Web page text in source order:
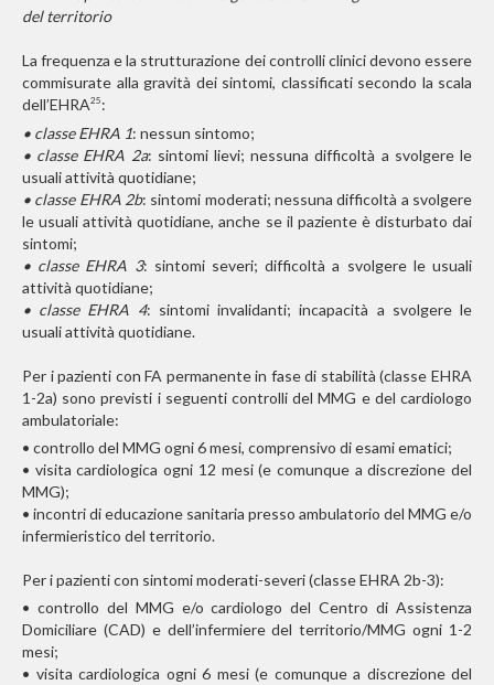
del territorio
La frequenza e la strutturazione dei controlli clinici devono essere
commisurate alla gravità dei sintomi, classificati secondo la scala
dell’EHRA25 :
• classe EHRA 1: nessun sintomo;
• classe EHRA 2a: sintomi lievi; nessuna difficoltà a svolgere le
usuali attività quotidiane;
• classe EHRA 2b: sintomi moderati; nessuna difficoltà a svolgere
le usuali attività quotidiane, anche se il paziente è disturbato dai
sintomi;
• classe EHRA 3: sintomi severi; difficoltà a svolgere le usuali
attività quotidiane;
• classe EHRA 4: sintomi invalidanti; incapacità a svolgere le
usuali attività quotidiane.
Per i pazienti con FA permanente in fase di stabilità (classe EHRA
1-2a) sono previsti i seguenti controlli del MMG e del cardiologo
ambulatoriale:
• controllo del MMG ogni 6 mesi, comprensivo di esami ematici;
• visita cardiologica ogni 12 mesi (e comunque a discrezione del
MMG);
• incontri di educazione sanitaria presso ambulatorio del MMG e/o
infermieristico del territorio.
Per i pazienti con sintomi moderati-severi (classe EHRA 2b-3):
• controllo del MMG e/o cardiologo del Centro di Assistenza
Domiciliare (CAD) e dell’infermiere del territorio/MMG ogni 1-2
mesi;
• visita cardiologica ogni 6 mesi (e comunque a discrezione del